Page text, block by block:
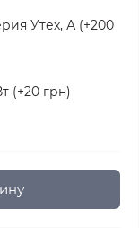
Утех, А (+200
(+20 грн)